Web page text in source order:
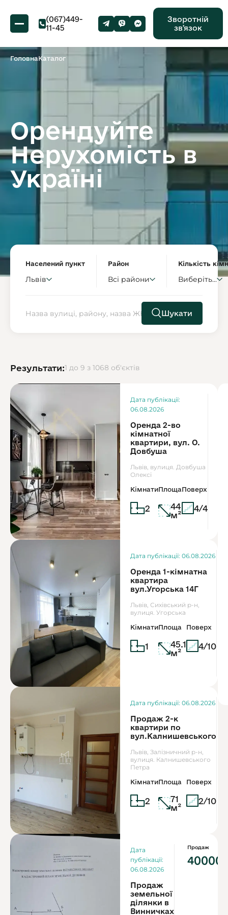
(067)449-
11-45
Зворотній
звʼязок
ГоловнаКаталог
Орендуйте
Нерухомість в
Україні
Населений пункт
Львів
Район
Всі райони
Кількість
Виберіть...
Шукати
Результати:1 до 9 з 1068 об'єктів
Дата публікації:
06.08.2026
Оренда 2-во
кімнатної
квартири, вул. О.
Довбуша
Львів, вулиця. Довбуша
Олексі
Кімнати
2
Площа
44
м²
Поверх
4/4
Дата публікації: 06.08.2026
Оренда 1-кімнатна
квартира
вул.Угорська 14Г
Львів, Сихівський р-н,
вулиця. Угорська
Кімнати
1
Площа
45.1
м²
Поверх
4/10
Дата публікації: 06.08.2026
Продаж 2-к
квартири по
вул.Калнишевського
Львів, Залізничний р-н,
вулиця. Калнишевського
Петра
Кімнати
2
Площа
71
м²
Поверх
2/10
Дата
публікації:
06.08.2026
Продаж
земельної
ділянки в
Винничках
Продаж